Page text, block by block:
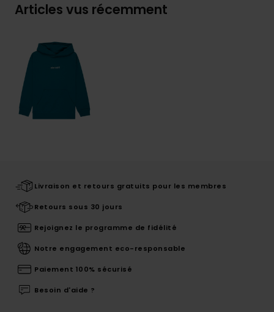
Articles vus récemment
Livraison et retours gratuits pour les membres
Retours sous 30 jours
Rejoignez le programme de fidélité
Notre engagement eco-responsable
Paiement 100% sécurisé
Besoin d'aide ?